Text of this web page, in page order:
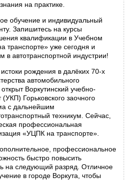
на практике.
обучение и индивидуальный
Запишитесь на курсы
квалификации в Учебном
уже сегодня и
в автотранспортной индустрии!
рождения в далёких 70-х
автомобильного
Воркутинский учебно-
Горьковского заочного
с дальнейшим
техникум. Сейчас,
профессиональная
«УЦПК на транспорте».
профессиональное
быстро повысить
на следующий разряд. Отличное
в городе Воркута, чтобы